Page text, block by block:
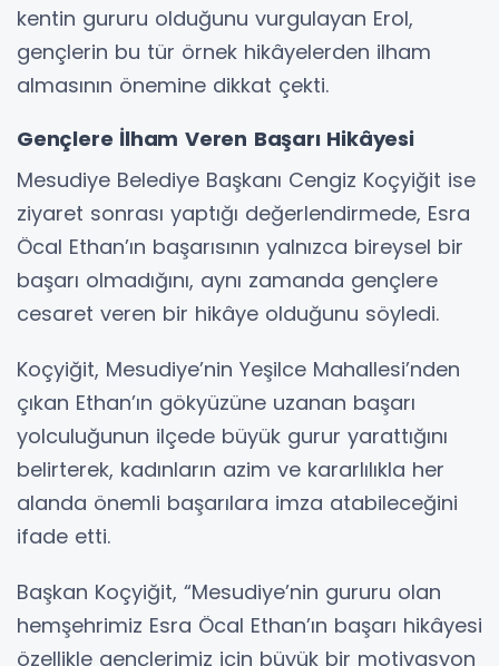
kentin gururu olduğunu vurgulayan Erol,
gençlerin bu tür örnek hikâyelerden ilham
almasının önemine dikkat çekti.
Gençlere İlham Veren Başarı Hikâyesi
Mesudiye Belediye Başkanı Cengiz Koçyiğit ise
ziyaret sonrası yaptığı değerlendirmede, Esra
Öcal Ethan’ın başarısının yalnızca bireysel bir
başarı olmadığını, aynı zamanda gençlere
cesaret veren bir hikâye olduğunu söyledi.
Koçyiğit, Mesudiye’nin Yeşilce Mahallesi’nden
çıkan Ethan’ın gökyüzüne uzanan başarı
yolculuğunun ilçede büyük gurur yarattığını
belirterek, kadınların azim ve kararlılıkla her
alanda önemli başarılara imza atabileceğini
ifade etti.
Başkan Koçyiğit, “Mesudiye’nin gururu olan
hemşehrimiz Esra Öcal Ethan’ın başarı hikâyesi
özellikle gençlerimiz için büyük bir motivasyon